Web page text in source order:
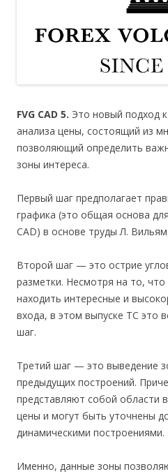
FVG CAD 5. Это новый подход
анализа цены, состоящий из
позволяющий определить
зоны интереса.
Первый шаг предполагает
графика (это общая основа
CAD) в основе труды Л.
Второй шаг — это острие
разметки. Несмотря на то,
находить интересные и
входа, в этом выпуске ТС это
шаг.
Третий шаг — это выведение
предыдущих построений.
представляют собой области
цены и могут быть уточнены
динамическими построениями.
Именно, данные зоны